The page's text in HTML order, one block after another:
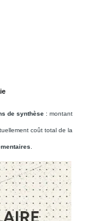
de synthèse : montant
coût total de la
.